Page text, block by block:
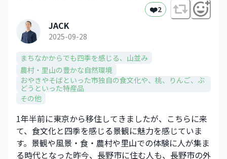
❤️2
JACK
2025-09-28
まちなかからでも四季を感じる、山並み​
農村・里山の豊かな自然環境
おやきやそばといった市独自の食文化や、​桃、りんご、ぶ
どうといった特産品​
その他
1年半前に東京から移住してきましたが、こちらに来
て、食文化と四季を感じる景観に魅力を感じていま
す。景観や風景・食・農村や里山での体験に人が集ま
る時代となった昨今、長野市に住む人も、長野市の外